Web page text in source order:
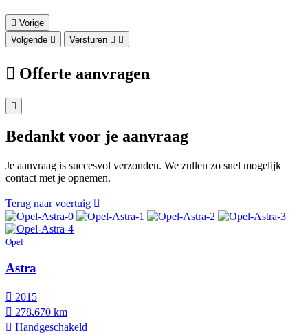
Vorige
Volgende
Versturen
Offerte aanvragen
Bedankt voor je aanvraag
Je aanvraag is succesvol verzonden. We zullen zo snel mogelijk
contact met je opnemen.
Terug naar voertuig
Opel
Astra
2015
278.670 km
Hand­geschakeld